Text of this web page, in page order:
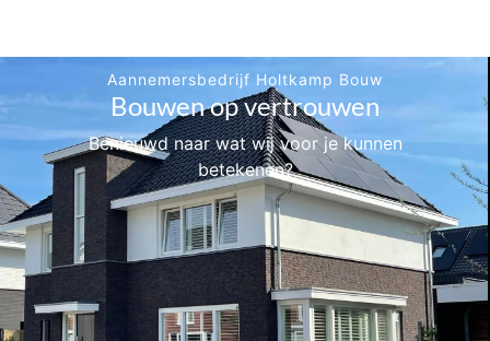
Aannemersbedrijf Holtkamp Bouw
Bouwen op vertrouwen
Benieuwd naar wat wij voor je kunnen
betekenen?